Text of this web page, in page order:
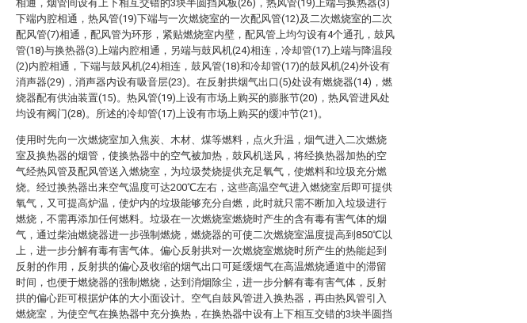
相通，烟管间设有上下相互交错的3块半圆挡风板(26)，热风管(19)上端与换热器(3)
下端内腔相通，热风管(19)下端与一次燃烧室的一次配风管(12)及二次燃烧室的二次
配风管(7)相通，配风管为环形，紧贴燃烧室内壁，配风管上均匀设有4个通孔，鼓风
管(18)与换热器(3)上端内腔相通，另端与鼓风机(24)相连，冷却管(17)上端与降温段
(2)内腔相通，下端与鼓风机(24)相连，鼓风管(18)和冷却管(17)的鼓风机(24)外设有
消声器(29)，消声器内设有吸音层(23)。在反射拱烟气出口(5)处设有燃烧器(14)，燃
烧器配有供油装置(15)。热风管(19)上设有市场上购买的膨胀节(20)，热风管进风处
均设有阀门(28)。所述的冷却管(17)上设有市场上购买的缓冲节(21)。
使用时先向一次燃烧室加入焦炭、木材、煤等燃料，点火升温，烟气进入二次燃烧
室及换热器的烟管，使换热器中的空气被加热，鼓风机送风，将经换热器加热的空
气经热风管及配风管送入燃烧室，为垃圾焚烧提供充足氧气，使燃料和垃圾充分燃
烧。经过换热器出来空气温度可达200℃左右，这些高温空气进入燃烧室后即可提供
氧气，又可提高炉温，使炉内的垃圾能够充分自燃，此时就只需不断加入垃圾进行
燃烧，不需再添加任何燃料。垃圾在一次燃烧室燃烧时产生的含有毒有害气体的烟
气，通过柴油燃烧器进一步强制燃烧，燃烧器的可使二次燃烧室温度提高到850℃以
上，进一步分解有毒有害气体。偏心反射拱对一次燃烧室燃烧时所产生的热能起到
反射的作用，反射拱的偏心及收缩的烟气出口可延缓烟气在高温燃烧通道中的滞留
时间，也便于燃烧器的强制燃烧，达到消烟除尘，进一步分解有毒有害气体，反射
拱的偏心距可根据炉体的大小面设计。空气自鼓风管进入换热器，再由热风管引入
燃烧室，为使空气在换热器中充分换热，在换热器中设有上下相互交错的3块半圆挡